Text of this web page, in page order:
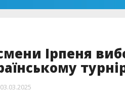
Ірпеня
03.03.2025